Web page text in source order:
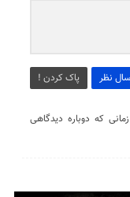
نظر پاک کردن !
که دوباره دیدگاهی